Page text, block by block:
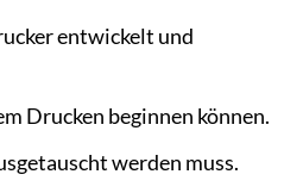
entwickelt und
Drucken beginnen können.
werden muss.